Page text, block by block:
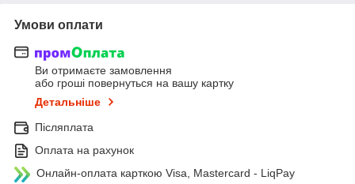
Умови оплати
Ви отримаєте замовлення
або гроші повернуться на вашу картку
Детальніше
Післяплата
Оплата на рахунок
Онлайн-оплата карткою Visa, Mastercard - LiqPay